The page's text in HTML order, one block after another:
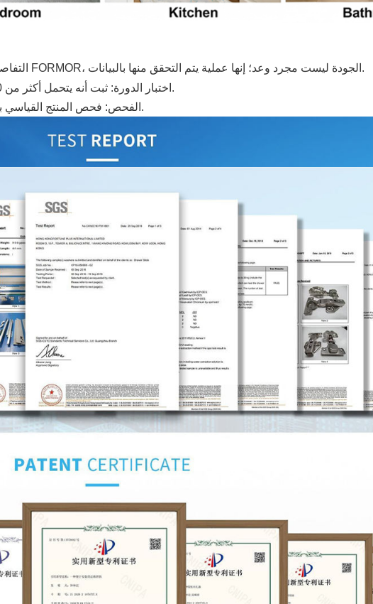
"التفاصيل تصنع الفرق" - عملية مراقبة الجودة الصارمة لدينا في FORMOR، الجودة ليست مجرد وعد؛ إنها عملية يتم التحقق منها بالبيانات.
اختبار الدورة: ثبت أنه يتحمل أكثر من 50000 دورة فتح وإغلاق مع قدرة تحميل تصل إلى 35 كجم.
الفحص: فحص المنتج القياسي بنسبة 100% قبل التعبئة لتحديد الشعور النهائي بالاستخدام.